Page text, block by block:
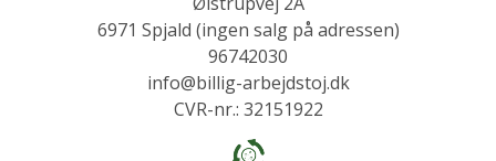
6971 Spjald (ingen salg på adressen)
96742030
info@billig-arbejdstoj.dk
CVR-nr.: 32151922